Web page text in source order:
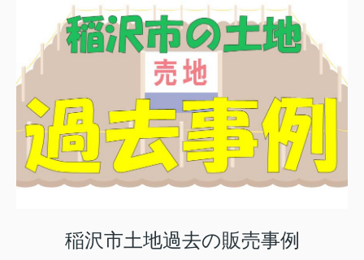
稲沢市土地過去の販売事例